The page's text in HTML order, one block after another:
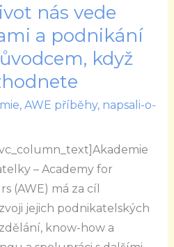
nás vede
a podnikání
když
, AWE příběhy, napsali-o-
– Academy for
(AWE) má za cíl
jejich podnikatelských
know-how a